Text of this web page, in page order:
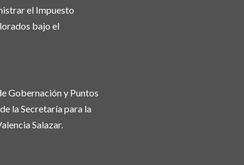
el Impuesto
bajo el
Gobernación y Puntos
la Secretaría para la
Salazar.